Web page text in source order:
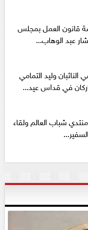
قانون العمل بمجلس
عبد الوهاب...
وليد التمامي
في قداس عيد...
شباب العالم ولقاء